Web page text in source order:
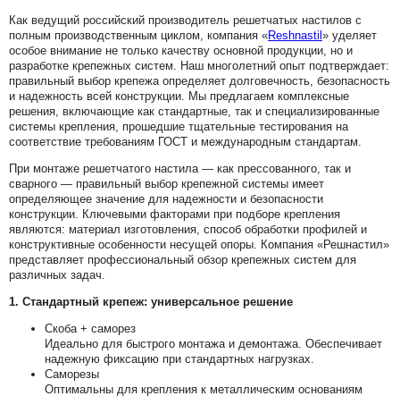
Как ведущий российский производитель решетчатых настилов с
полным производственным циклом, компания «Reshnastil » уделяет
особое внимание не только качеству основной продукции, но и
разработке крепежных систем. Наш многолетний опыт подтверждает:
правильный выбор крепежа определяет долговечность, безопасность
и надежность всей конструкции. Мы предлагаем комплексные
решения, включающие как стандартные, так и специализированные
системы крепления, прошедшие тщательные тестирования на
соответствие требованиям ГОСТ и международным стандартам.
При монтаже решетчатого настила — как прессованного, так и
сварного — правильный выбор крепежной системы имеет
определяющее значение для надежности и безопасности
конструкции. Ключевыми факторами при подборе крепления
являются: материал изготовления, способ обработки профилей и
конструктивные особенности несущей опоры. Компания «Решнастил»
представляет профессиональный обзор крепежных систем для
различных задач.
1. Стандартный крепеж: универсальное решение
Скоба + саморез
Идеально для быстрого монтажа и демонтажа. Обеспечивает
надежную фиксацию при стандартных нагрузках.
Саморезы
Оптимальны для крепления к металлическим основаниям